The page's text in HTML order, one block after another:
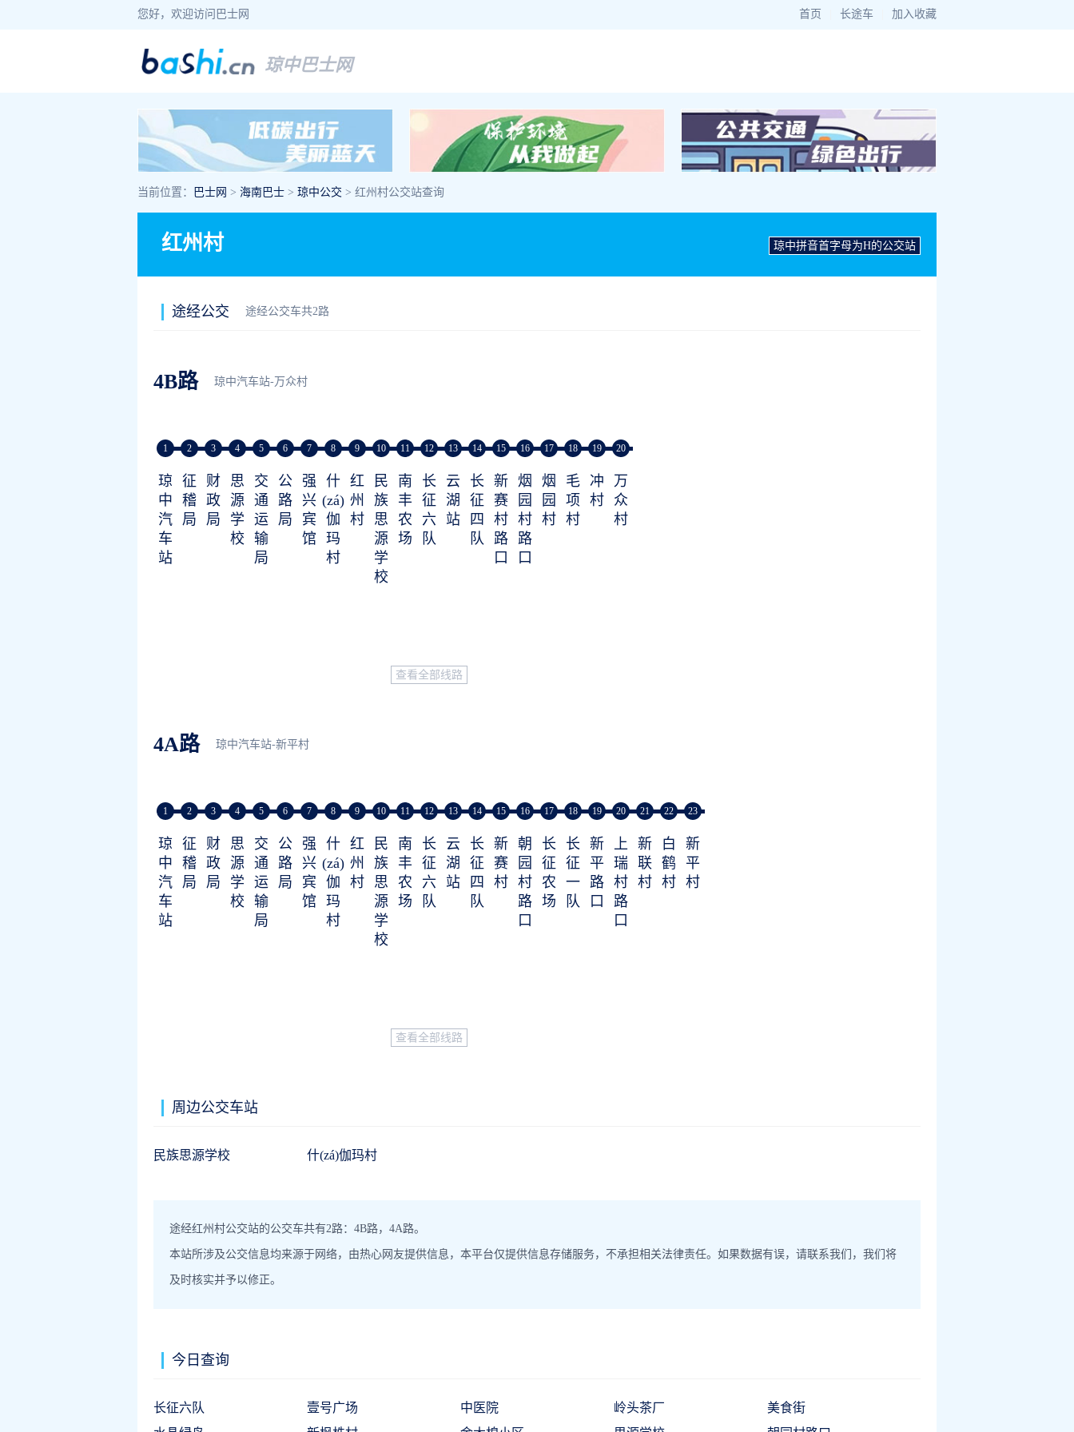
您好，欢迎访问巴士网 首页 长途车 加入收藏
琼中巴士网
当前位置： 巴士网 > 海南巴士 > 琼中公交 > 红州村公交站查询
红州村 琼中拼音首字母为H的公交站
途经公交 途经公交车共2路
4B路 琼中汽车站-万众村
1
琼
中
汽
车
站
2
征
稽
局
3
财
政
局
4
思
源
学
校
5
交
通
运
输
局
6
公
路
局
7
强
兴
宾
馆
8
什
(zá)
伽
玛
村
9
红
州
村
10
民
族
思
源
学
校
11
南
丰
农
场
12
长
征
六
队
13
云
湖
站
14
长
征
四
队
15
新
赛
村
路
口
16
烟
园
村
路
口
17
烟
园
村
18
毛
项
村
19
冲
村
20
万
众
村
查看全部线路
4A路 琼中汽车站-新平村
1
琼
中
汽
车
站
2
征
稽
局
3
财
政
局
4
思
源
学
校
5
交
通
运
输
局
6
公
路
局
7
强
兴
宾
馆
8
什
(zá)
伽
玛
村
9
红
州
村
10
民
族
思
源
学
校
11
南
丰
农
场
12
长
征
六
队
13
云
湖
站
14
长
征
四
队
15
新
赛
村
16
朝
园
村
路
口
17
长
征
农
场
18
长
征
一
队
19
新
平
路
口
20
上
瑞
村
路
口
21
新
联
村
22
白
鹤
村
23
新
平
村
查看全部线路
周边公交车站
民族思源学校 什(zá)伽玛村
途经红州村公交站的公交车共有2路：4B路，4A路。
本站所涉及公交信息均来源于网络，由热心网友提供信息，本平台仅提供信息存储服务，不承担相关法律责任。如果数据有误，请联系我们，我们将
及时核实并予以修正。
今日查询
长征六队 壹号广场 中医院 岭头茶厂
美食街